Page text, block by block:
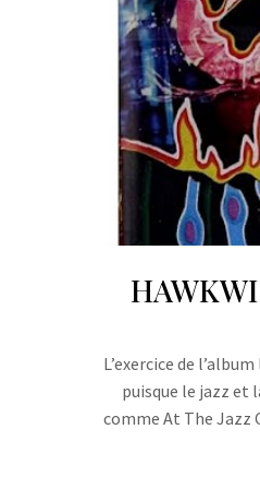
L’exercice de
puisque le jazz et
comme At The Jazz